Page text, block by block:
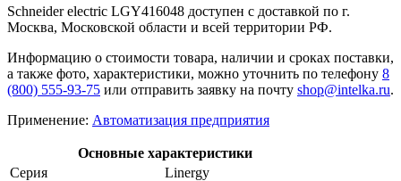
Schneider electric LGY416048 доступен с доставкой по г.
Москва, Московской области и всей территории РФ.
Информацию о стоимости товара, наличии и сроках поставки,
а также фото, характеристики, можно уточнить по телефону 8
(800) 555-93-75 или отправить заявку на почту shop@intelka.ru.
Применение: Автоматизация предприятия
Основные характеристики
Серия
Linergy